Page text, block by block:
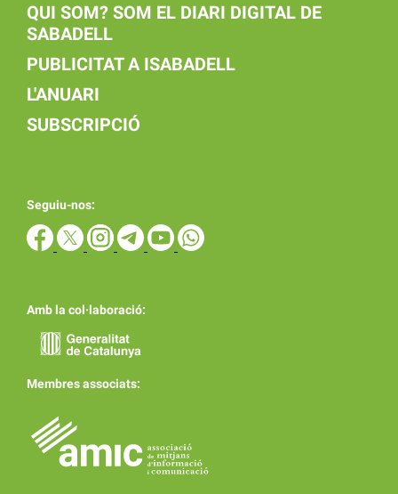
QUI SOM? SOM EL DIARI DIGITAL DE
SABADELL
PUBLICITAT A ISABADELL
L'ANUARI
SUBSCRIPCIÓ
Seguiu-nos:
Amb la col·laboració:
Membres associats: